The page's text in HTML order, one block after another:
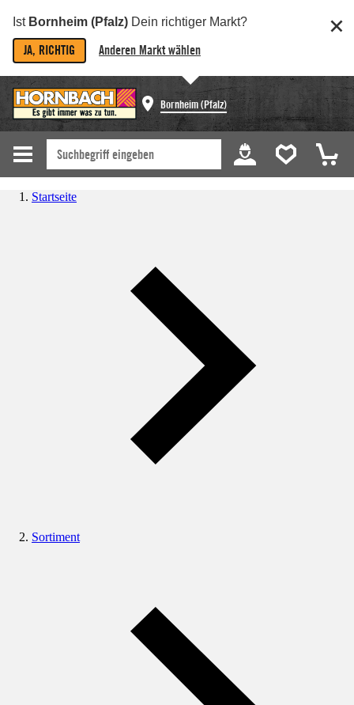
Ist Bornheim (Pfalz) Dein richtiger Markt?
JA, RICHTIG Anderen Markt wählen
Bornheim (Pfalz)
Startseite
Sortiment